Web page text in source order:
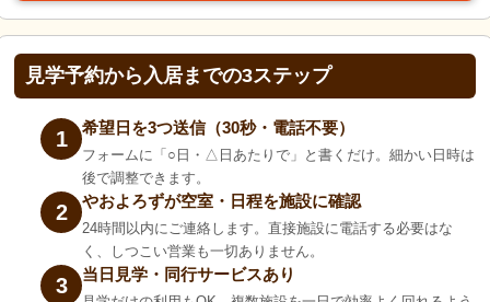
見学予約から入居までの3ステップ
1 希望日を3つ送信（30秒・電話不要）
フォームに「○日・△日あたりで」と書くだけ。細かい日時は
後で調整できます。
2 やおよろずが空室・日程を施設に確認
24時間以内にご連絡します。直接施設に電話する必要はな
く、しつこい営業も一切ありません。
3 当日見学・同行サービスあり